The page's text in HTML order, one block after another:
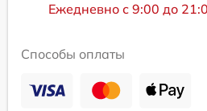
Ежедневно с 9:00 до
Способы оплаты